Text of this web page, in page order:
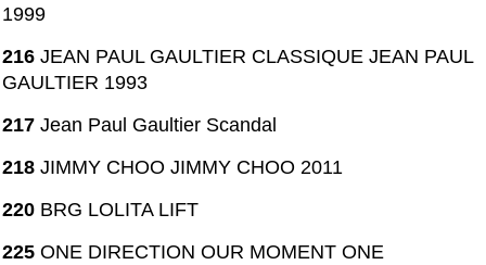
1999
216 JEAN PAUL GAULTIER CLASSIQUE JEAN PAUL
GAULTIER 1993
217 Jean Paul Gaultier Scandal
218 JIMMY CHOO JIMMY CHOO 2011
220 BRG LOLITA LIFT
225 ONE DIRECTION OUR MOMENT ONE